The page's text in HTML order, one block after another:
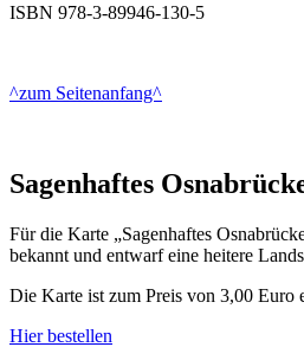
ISBN 978-3-89946-130-5
^zum Seitenanfang^
Sagenhaftes
Für die Karte „Sagenhaftes
bekannt und entwarf eine heitere
Die Karte ist zum Preis von 3,00 Euro
Hier bestellen